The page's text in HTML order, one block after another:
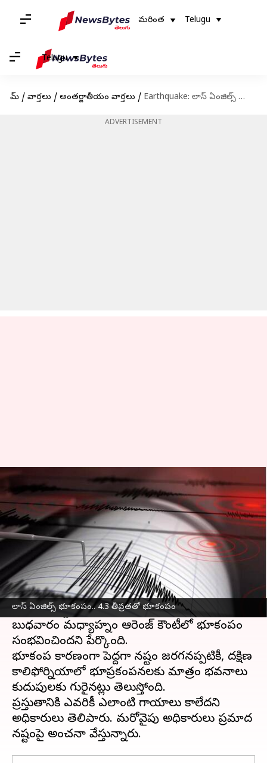
మరింత Telugu
Telugu
హోమ్ / వార్తలు / అంతర్జాతీయం వార్తలు / Earthquake: లాస్ ఏంజిల్స్ భూకంపం.. 4.3 తీవ్రతతో భూకంపం
ADVERTISEMENT
లాస్ ఏంజిల్స్ భూకంపం.. 4.3 తీవ్రతతో భూకంపం
Earthquake: లాస్ ఏంజిల్స్
భూకంపం.. 4.3 తీవ్రతతో భూకంపం
వ్రాసిన వారు Sirish Praharaju May 02, 2024 09:50 am
ఈ వార్తాకథనం ఏంటి
అమెరికాలోని కాలిఫోర్నియా,లాస్ ఏంజెల్స్ ప్రాంతంలో
బుధవారం 4.3 తీవ్రతతోభూకంపంసంభవించింది.
యునైటెడ్ స్టేట్స్ జియోలాజికల్ సర్వే(USGS)ప్రకారం
బుధవారం మధ్యాహ్నం ఆరెంజ్ కౌంటీలో భూకంపం
సంభవించిందని పేర్కొంది.
భూకంప కారణంగా పెద్దగా నష్టం జరగనప్పటికీ, దక్షిణ
కాలిఫోర్నియాలో భూప్రకంపనలకు మాత్రం భవనాలు
కుదుపులకు గురైనట్లు తెలుస్తోంది.
ప్రస్తుతానికి ఎవరికీ ఎలాంటి గాయాలు కాలేదని
అధికారులు తెలిపారు. మరోవైపు అధికారులు ప్రమాద